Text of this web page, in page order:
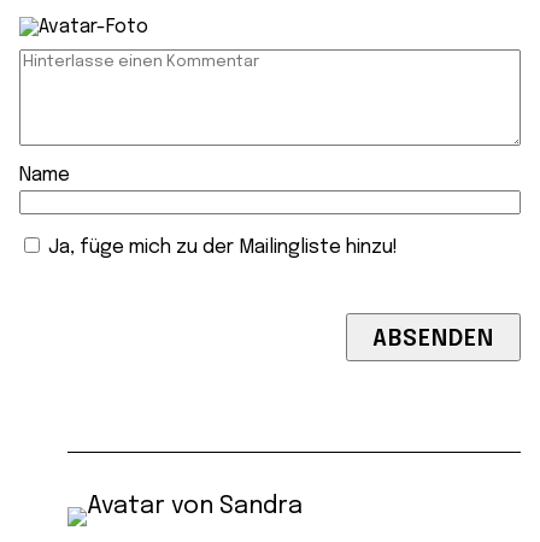
Name
Ja, füge mich zu der Mailingliste hinzu!